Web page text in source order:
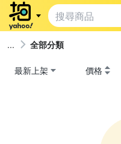
全部分類
最新上架 價格